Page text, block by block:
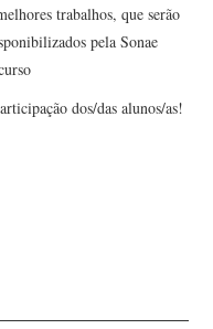
trabalhos, que serão
pela Sonae
dos/das alunos/as!